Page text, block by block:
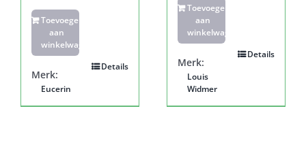
Toevoegen
aan
winkelwagen
Details
Merk:
Eucerin
Toevoegen
aan
winkelwagen
Details
Merk:
Louis
Widmer